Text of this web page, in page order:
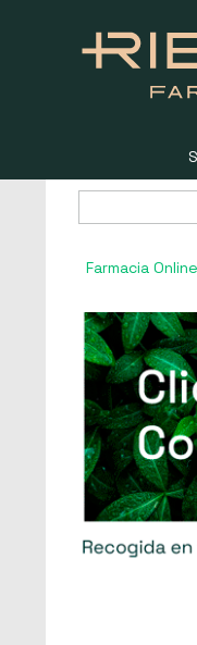
Farmacia Online